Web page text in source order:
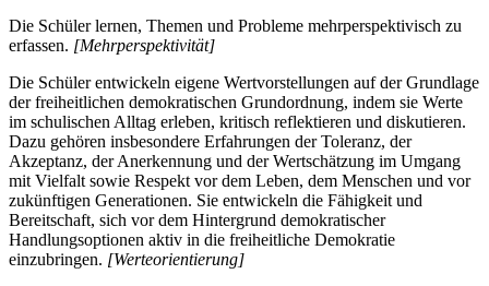
Die Schüler lernen, Themen und Probleme mehrperspektivisch zu
erfassen. [Mehrperspektivität]
Die Schüler entwickeln eigene Wertvorstellungen auf der Grundlage
der freiheitlichen demokratischen Grundordnung, indem sie Werte
im schulischen Alltag erleben, kritisch reflektieren und diskutieren.
Dazu gehören insbesondere Erfahrungen der Toleranz, der
Akzeptanz, der Anerkennung und der Wertschätzung im Umgang
mit Vielfalt sowie Respekt vor dem Leben, dem Menschen und vor
zukünftigen Generationen. Sie entwickeln die Fähigkeit und
Bereitschaft, sich vor dem Hintergrund demokratischer
Handlungsoptionen aktiv in die freiheitliche Demokratie
einzubringen. [Werteorientierung]